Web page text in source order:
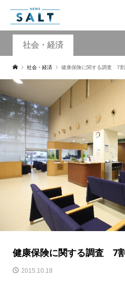
社会・経済
社会・経済 健康保険に関する調査 7割
健康保険に関する調査 7
2015.10.18